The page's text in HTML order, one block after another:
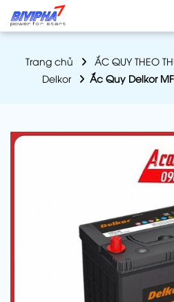
Trang chủ ẮC QUY THEO
Delkor
Ắc Quy Delkor